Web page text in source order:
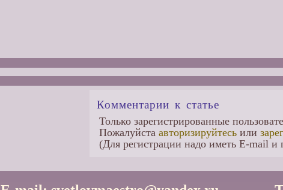
Комментарии к статье
Только зарегистрированные
Пожалуйста авторизируйтесьили
(Для регистрации надо иметь E-mail и